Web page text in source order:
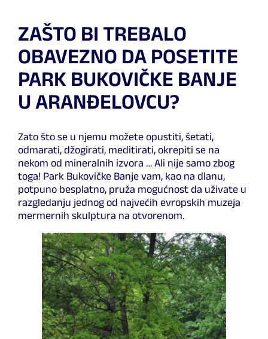
ZAŠTO BI TREBALO
OBAVEZNO DA POSETITE
PARK BUKOVIČKE BANJE
U ARANĐELOVCU?
Zato što se u njemu možete opustiti, šetati,
odmarati, džogirati, meditirati, okrepiti se na
nekom od mineralnih izvora … Ali nije samo zbog
toga! Park Bukovičke Banje vam, kao na dlanu,
potpuno besplatno, pruža mogućnost da uživate u
razgledanju jednog od najvećih evropskih muzeja
mermernih skulptura na otvorenom.